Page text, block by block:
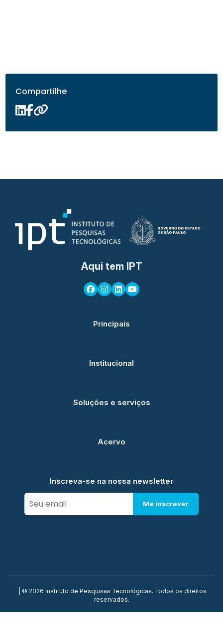
Compartilhe
Aqui tem IPT
Principais
Institucional
Soluções e serviços
Acervo
Inscreva-se na nossa newsletter
Me inscrever
| © 2026 Instituto de Pesquisas Tecnológicas. Todos os direitos
reservados.